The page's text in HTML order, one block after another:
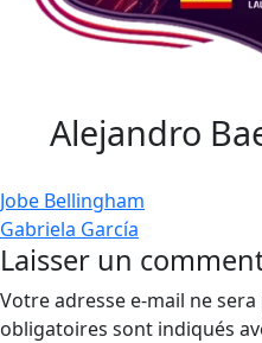
Alejandro
Navigation
de
l’article
Jobe Bellingham
Gabriela García
Laisser un
Votre adresse e-mail ne sera
obligatoires sont indiqués